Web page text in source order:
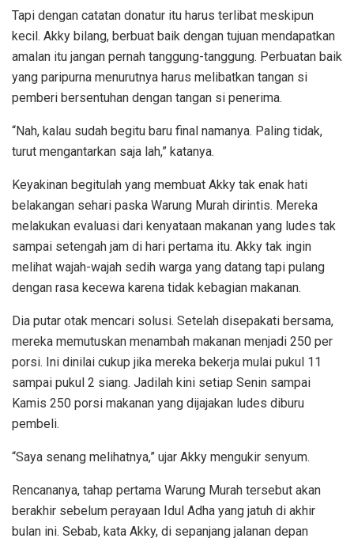
Tapi dengan catatan donatur itu harus terlibat meskipun
kecil. Akky bilang, berbuat baik dengan tujuan mendapatkan
amalan itu jangan pernah tanggung-tanggung. Perbuatan baik
yang paripurna menurutnya harus melibatkan tangan si
pemberi bersentuhan dengan tangan si penerima.
“Nah, kalau sudah begitu baru final namanya. Paling tidak,
turut mengantarkan saja lah,” katanya.
Keyakinan begitulah yang membuat Akky tak enak hati
belakangan sehari paska Warung Murah dirintis. Mereka
melakukan evaluasi dari kenyataan makanan yang ludes tak
sampai setengah jam di hari pertama itu. Akky tak ingin
melihat wajah-wajah sedih warga yang datang tapi pulang
dengan rasa kecewa karena tidak kebagian makanan.
Dia putar otak mencari solusi. Setelah disepakati bersama,
mereka memutuskan menambah makanan menjadi 250 per
porsi. Ini dinilai cukup jika mereka bekerja mulai pukul 11
sampai pukul 2 siang. Jadilah kini setiap Senin sampai
Kamis 250 porsi makanan yang dijajakan ludes diburu
pembeli.
“Saya senang melihatnya,” ujar Akky mengukir senyum.
Rencananya, tahap pertama Warung Murah tersebut akan
berakhir sebelum perayaan Idul Adha yang jatuh di akhir
bulan ini. Sebab, kata Akky, di sepanjang jalanan depan